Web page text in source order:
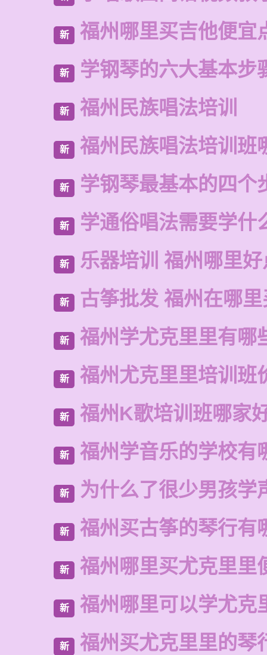
新 福州哪里买吉他便宜
新 学钢琴的六大基本步
新 福州民族唱法培训
新 福州民族唱法培训班
新 学钢琴最基本的四个
新 学通俗唱法需要学什
新 乐器培训 福州哪里
新 古筝批发 福州在哪
新 福州学尤克里里有哪
新 福州尤克里里培训班
新 福州K歌培训班哪家
新 福州学音乐的学校有
新 为什么了很少男孩学
新 福州买古筝的琴行有
新 福州哪里买尤克里里
新 福州哪里可以学尤克
新 福州买尤克里里的琴